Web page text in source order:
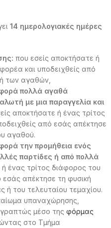
14 ημερολογιακές ημέρες
που εσείς αποκτήσατε ή
και υποδειχθείς από
των αγαθών,
πολλά αγαθά
με μια παραγγελία και
αποκτήσατε ή ένας τρίτος
από εσάς απέκτησε
αγαθού.
την προμήθεια ενός
παρτίδες ή από πολλά
ένας τρίτος διάφορος του
απέκτησε τη φυσική
ή του τελευταίου τεμαχίου.
υπαναχώρησης,
μέσο της φόρμας
στο Τμήμα